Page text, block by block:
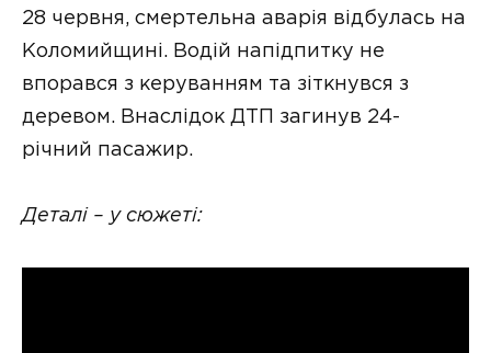
28 червня, смертельна аварія відбулась на
Коломийщині. Водій напідпитку не
впорався з керуванням та зіткнувся з
деревом. Внаслідок ДТП загинув 24-
річний пасажир.
Деталі – у сюжеті: